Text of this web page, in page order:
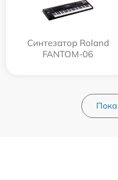
Синтезатор Roland
FANTOM-06